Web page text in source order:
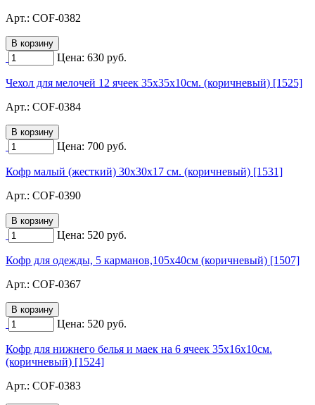
Арт.: COF-0382
Цена: 630 руб.
Чехол для мелочей 12 ячеек 35х35х10см. (коричневый) [1525]
Арт.: COF-0384
Цена: 700 руб.
Кофр малый (жесткий) 30х30х17 см. (коричневый) [1531]
Арт.: COF-0390
Цена: 520 руб.
Кофр для одежды, 5 карманов,105х40см (коричневый) [1507]
Арт.: COF-0367
Цена: 520 руб.
Кофр для нижнего белья и маек на 6 ячеек 35х16х10см.
(коричневый) [1524]
Арт.: COF-0383